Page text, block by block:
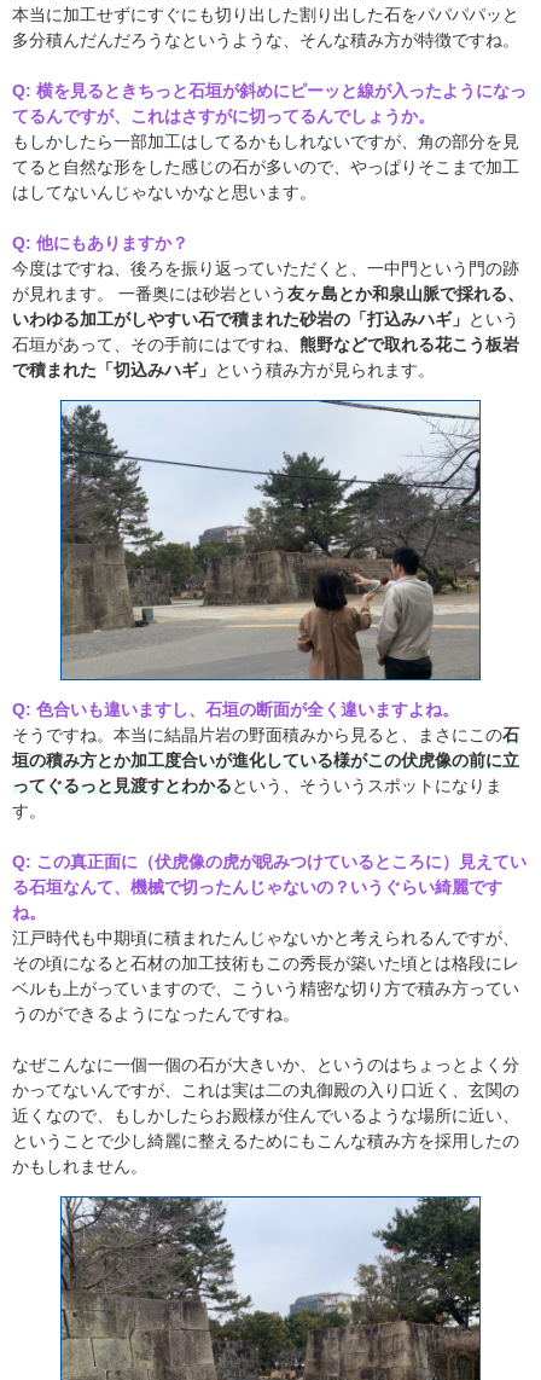
本当に加工せずにすぐにも切り出した割り出した石をパパパパッと
多分積んだんだろうなというような、そんな積み方が特徴ですね。
Q: 横を見るときちっと石垣が斜めにピーッと線が入ったようになっ
てるんですが、これはさすがに切ってるんでしょうか。
もしかしたら一部加工はしてるかもしれないですが、角の部分を見
てると自然な形をした感じの石が多いので、やっぱりそこまで加工
はしてないんじゃないかなと思います。
Q: 他にもありますか？
今度はですね、後ろを振り返っていただくと、一中門という門の跡
が見れます。 一番奥には砂岩という友ヶ島とか和泉山脈で採れる、
いわゆる加工がしやすい石で積まれた砂岩の「打込みハギ」 という
石垣があって、その手前にはですね、 熊野などで取れる花こう板岩
で積まれた「切込みハギ」 という積み方が見られます。
Q: 色合いも違いますし、石垣の断面が全く違いますよね。
そうですね。本当に結晶片岩の野面積みから見ると、まさにこの石
垣の積み方とか加工度合いが進化している様がこの伏虎像の前に立
ってぐるっと見渡すとわかるという、そういうスポットになりま
す。
Q: この真正面に（伏虎像の虎が睨みつけているところに）見えてい
る石垣なんて、機械で切ったんじゃないの？いうぐらい綺麗です
ね。
江戸時代も中期頃に積まれたんじゃないかと考えられるんですが、
その頃になると石材の加工技術もこの秀長が築いた頃とは格段にレ
ベルも上がっていますので、こういう精密な切り方で積み方ってい
うのができるようになったんですね。
なぜこんなに一個一個の石が大きいか、というのはちょっとよく分
かってないんですが、これは実は二の丸御殿の入り口近く、玄関の
近くなので、もしかしたらお殿様が住んでいるような場所に近い、
ということで少し綺麗に整えるためにもこんな積み方を採用したの
かもしれません。